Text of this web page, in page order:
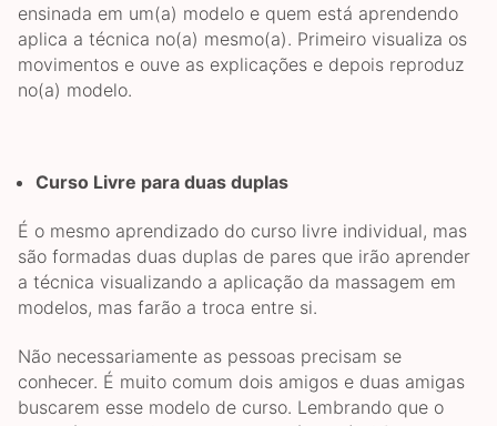
ensinada em um(a) modelo e quem está aprendendo
aplica a técnica no(a) mesmo(a). Primeiro visualiza os
movimentos e ouve as explicações e depois reproduz
no(a) modelo.
Curso Livre para duas duplas
É o mesmo aprendizado do curso livre individual, mas
são formadas duas duplas de pares que irão aprender
a técnica visualizando a aplicação da massagem em
modelos, mas farão a troca entre si.
Não necessariamente as pessoas precisam se
conhecer. É muito comum dois amigos e duas amigas
buscarem esse modelo de curso. Lembrando que o